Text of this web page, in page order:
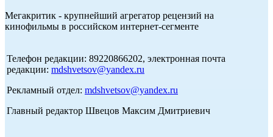
Мегакритик - крупнейший агрегатор рецензий на
кинофильмы в российском интернет-сегменте
Телефон редакции: 89220866202, электронная почта
редакции: mdshvetsov@yandex.ru
Рекламный отдел: mdshvetsov@yandex.ru
Главный редактор Швецов Максим Дмитриевич